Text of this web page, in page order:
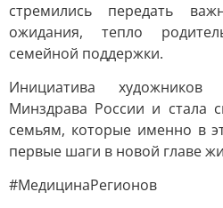
стремились передать
ожидания, тепло
семейной поддержки.
Инициатива художников
Минздрава России и стала
семьям, которые именно в
первые шаги в новой главе
#МедицинаРегионов